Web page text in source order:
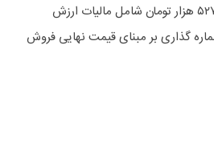
جمعا به مبلغ ۱۲ میلیون و ۵۲۷ هزار تومان شامل مالیات ارزش
گذاری بر مبنای قیمت نهایی فروش